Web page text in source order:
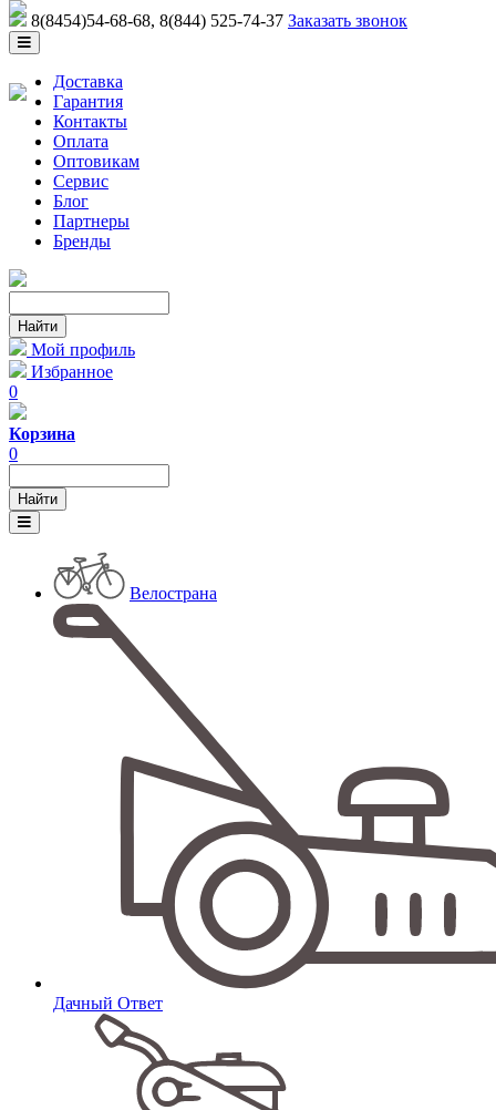
8(8454)54-68-68, 8(844) 525-74-37 Заказать звонок
Доставка
Гарантия
Контакты
Оплата
Оптовикам
Сервис
Блог
Партнеры
Бренды
Мой профиль
Избранное
0
Корзина
0
Велострана
Дачный Ответ